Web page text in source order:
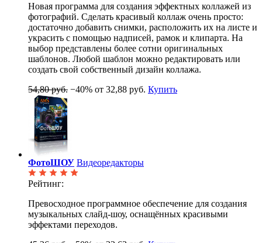
Новая программа для создания эффектных коллажей из
фотографий. Сделать красивый коллаж очень просто:
достаточно добавить снимки, расположить их на листе и
украсить с помощью надписей, рамок и клипарта. На
выбор представлены более сотни оригинальных
шаблонов. Любой шаблон можно редактировать или
создать свой собственный дизайн коллажа.
54,80 руб. −40% от 32,88 руб. Купить
ФотоШОУ Видеоредакторы
Рейтинг:
Превосходное программное обеспечение для создания
музыкальных слайд-шоу, оснащённых красивыми
эффектами переходов.